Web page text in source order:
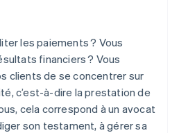
les paiements ? Vous
financiers ? Vous
clients de se concentrer sur
c’est-à-dire la prestation de
cela correspond à un avocat
son testament, à gérer sa